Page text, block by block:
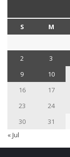
S M
2
3
9
10
16
17
23
24
30
31
« Jul